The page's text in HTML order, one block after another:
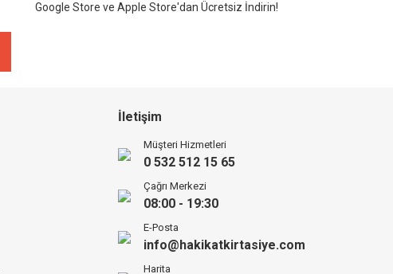
Google Store ve Apple Store'dan Ücretsiz İndirin!
İletişim
Müşteri Hizmetleri
0 532 512 15 65
Çağrı Merkezi
08:00 - 19:30
E-Posta
info@hakikatkirtasiye.com
Harita